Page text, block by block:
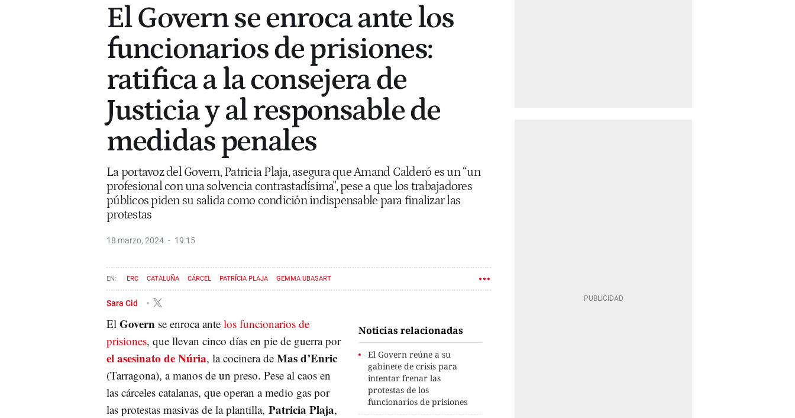
El Govern se enroca ante los
funcionarios de prisiones:
ratifica a la consejera de
Justicia y al responsable de
medidas penales
La portavoz del Govern, Patricia Plaja, asegura que Amand Calderó es un “un
profesional con una solvencia contrastadísima", pese a que los trabajadores
públicos piden su salida como condición indispensable para finalizar las
protestas
18 marzo, 2024 19:15
ERC CATALUÑA CÁRCEL PATRÍCIA PLAJA GEMMA UBASART
Sara Cid
Noticias relacionadas
El Govern reúne a su
gabinete de crisis para
intentar frenar las
protestas de los
funcionarios de prisiones
El Govern se enroca ante los funcionarios de
prisiones, que llevan cinco días en pie de guerra por
el asesinato de Núria, la cocinera de Mas d’Enric
(Tarragona), a manos de un preso. Pese al caos en
las cárceles catalanas, que operan a medio gas por
las protestas masivas de la plantilla, Patricia Plaja,